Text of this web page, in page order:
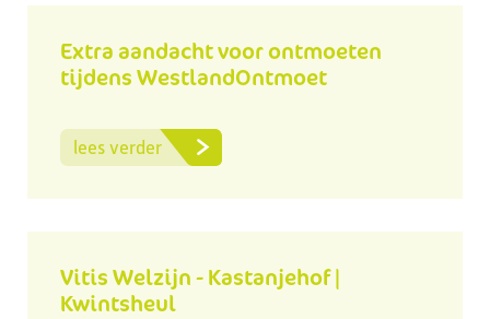
Extra aandacht voor ontmoeten
tijdens WestlandOntmoet
lees verder
Vitis Welzijn - Kastanjehof |
Kwintsheul